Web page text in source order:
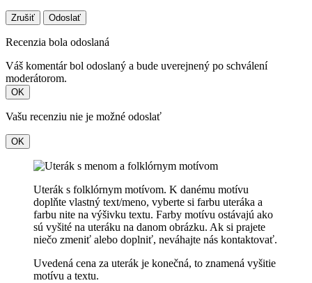
Zrušiť Odoslať
Recenzia bola odoslaná
Váš komentár bol odoslaný a bude uverejnený po schválení
moderátorom.
OK
Vašu recenziu nie je možné odoslať
OK
Uterák s folklórnym motívom. K danému motívu
doplňte vlastný text/meno, vyberte si farbu uteráka a
farbu nite na výšivku textu. Farby motívu ostávajú ako
sú vyšité na uteráku na danom obrázku. Ak si prajete
niečo zmeniť alebo doplniť, neváhajte nás kontaktovať.
Uvedená cena za uterák je konečná, to znamená vyšitie
motívu a textu.